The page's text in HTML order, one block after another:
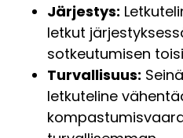
Järjestys:
letkut
sotkeutumisen
Turvallisuus:
letkuteline